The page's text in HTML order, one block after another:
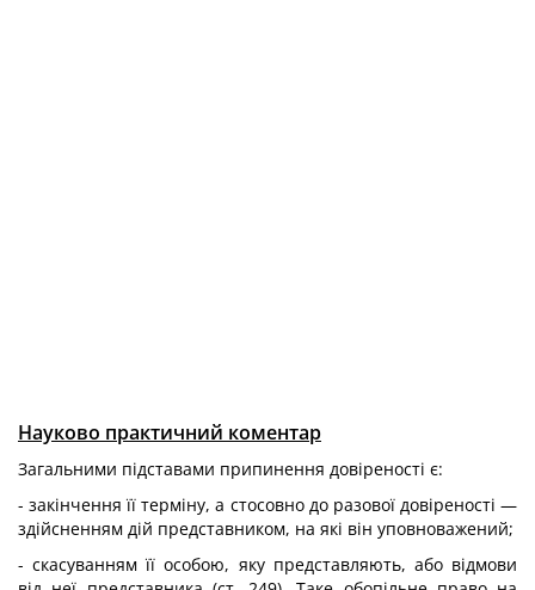
Науково практичний коментар
Загальними підставами припинення довіреності є:
- закінчення її терміну, а стосовно до разової довіреності —
здійсненням дій представником, на які він уповноважений;
- скасуванням її особою, яку представляють, або відмови